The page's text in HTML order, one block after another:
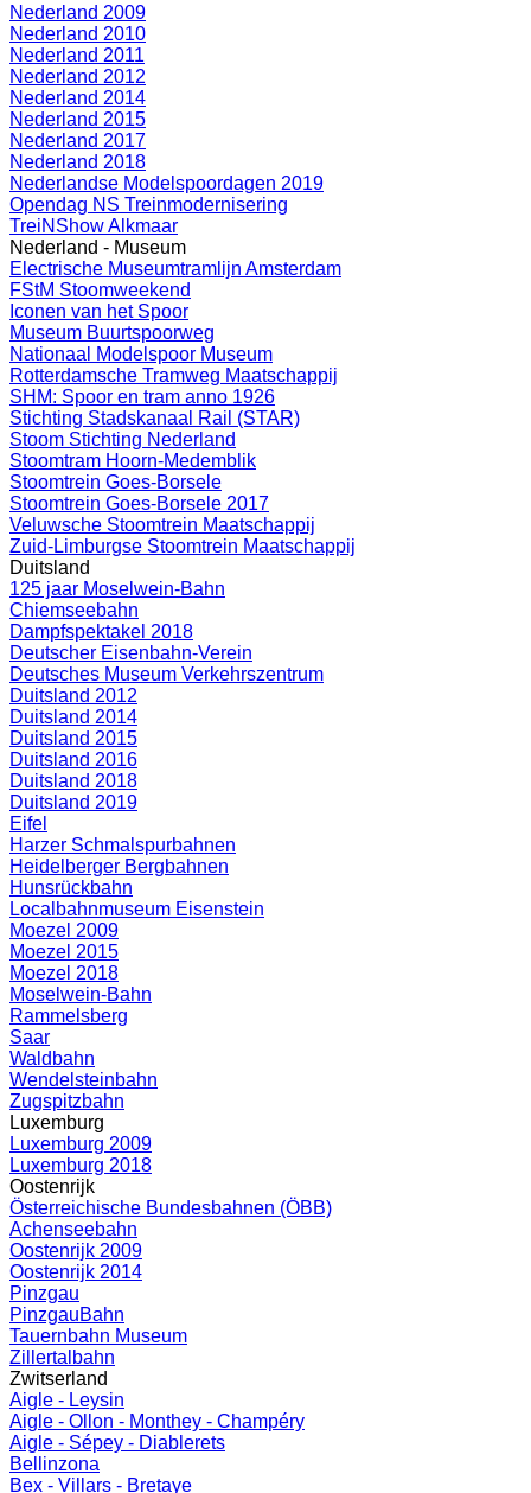
Nederland 2009
Nederland 2010
Nederland 2011
Nederland 2012
Nederland 2014
Nederland 2015
Nederland 2017
Nederland 2018
Nederlandse Modelspoordagen 2019
Opendag NS Treinmodernisering
TreiNShow Alkmaar
Nederland - Museum
Electrische Museumtramlijn Amsterdam
FStM Stoomweekend
Iconen van het Spoor
Museum Buurtspoorweg
Nationaal Modelspoor Museum
Rotterdamsche Tramweg Maatschappij
SHM: Spoor en tram anno 1926
Stichting Stadskanaal Rail (STAR)
Stoom Stichting Nederland
Stoomtram Hoorn-Medemblik
Stoomtrein Goes-Borsele
Stoomtrein Goes-Borsele 2017
Veluwsche Stoomtrein Maatschappij
Zuid-Limburgse Stoomtrein Maatschappij
Duitsland
125 jaar Moselwein-Bahn
Chiemseebahn
Dampfspektakel 2018
Deutscher Eisenbahn-Verein
Deutsches Museum Verkehrszentrum
Duitsland 2012
Duitsland 2014
Duitsland 2015
Duitsland 2016
Duitsland 2018
Duitsland 2019
Eifel
Harzer Schmalspurbahnen
Heidelberger Bergbahnen
Hunsrückbahn
Localbahnmuseum Eisenstein
Moezel 2009
Moezel 2015
Moezel 2018
Moselwein-Bahn
Rammelsberg
Saar
Waldbahn
Wendelsteinbahn
Zugspitzbahn
Luxemburg
Luxemburg 2009
Luxemburg 2018
Oostenrijk
Österreichische Bundesbahnen (ÖBB)
Achenseebahn
Oostenrijk 2009
Oostenrijk 2014
Pinzgau
PinzgauBahn
Tauernbahn Museum
Zillertalbahn
Zwitserland
Aigle - Leysin
Aigle - Ollon - Monthey - Champéry
Aigle - Sépey - Diablerets
Bellinzona
Bex - Villars - Bretaye